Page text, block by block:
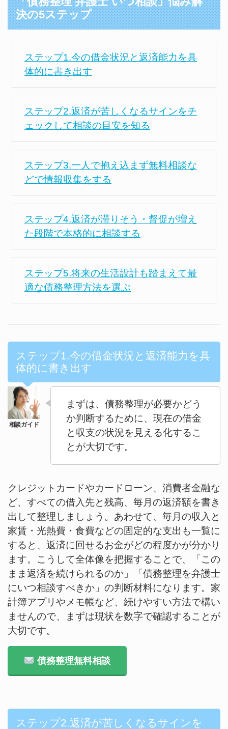
決の5ステップ
ステップ1.今の借金状況と返済能力を具
体的に書き出す
ステップ2.返済が苦しくなるサインをチ
ェックして相談の目安を知る
ステップ3.一人で抱え込まず無料相談な
どで情報収集をする
ステップ4.返済が滞りそう・督促が増え
た段階で本格的に相談する
ステップ5.将来の生活設計も踏まえて最
適な債務整理方法を選ぶ
ステップ1.今の借金状況と返済能力を具
体的に書き出す
まずは、債務整理が必要かどう
か判断するために、現在の借金
と収支の状況を見える化するこ
とが大切です。
クレジットカードやカードローン、消費者金融な
ど、すべての借入先と残高、毎月の返済額を書き
出して整理しましょう。あわせて、毎月の収入と
家賃・光熱費・食費などの固定的な支出も一覧に
すると、返済に回せるお金がどの程度かが分かり
ます。こうして全体像を把握することで、「この
まま返済を続けられるのか」「債務整理を弁護士
にいつ相談すべきか」の判断材料になります。家
計簿アプリやメモ帳など、続けやすい方法で構い
ませんので、まずは現状を数字で確認することが
大切です。
債務整理無料相談
ステップ2.返済が苦しくなるサインを